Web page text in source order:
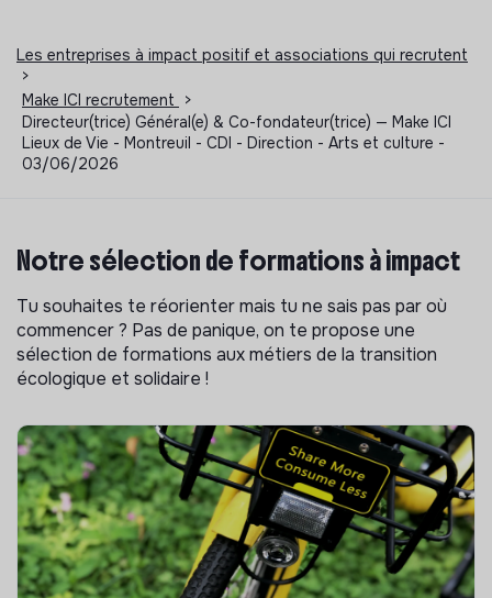
Les entreprises à impact positif et associations qui recrutent
>
Make ICI recrutement
>
Directeur(trice) Général(e) & Co-fondateur(trice) — Make ICI
Lieux de Vie - Montreuil - CDI - Direction - Arts et culture -
03/06/2026
Notre sélection de formations à impact
Tu souhaites te réorienter mais tu ne sais pas par où
commencer ? Pas de panique, on te propose une
sélection de formations aux métiers de la transition
écologique et solidaire !